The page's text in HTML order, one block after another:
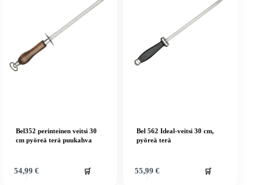
Bel352 perinteinen veitsi 30
cm pyöreä terä puukahva
54,99 € 🛒
Bel 562 Ideal-veitsi 30 cm,
pyöreä terä
55,99 € 🛒